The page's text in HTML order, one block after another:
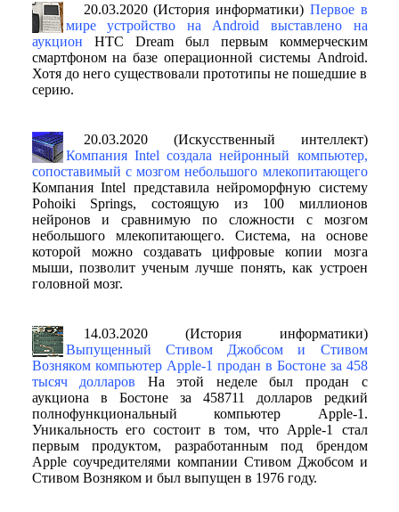
20.03.2020 (История информатики) Первое в
мире устройство на Android выставлено на
аукцион HTC Dream был первым коммерческим
смартфоном на базе операционной системы Android.
Хотя до него существовали прототипы не пошедшие в
серию.
20.03.2020 (Искусственный интеллект)
Компания Intel создала нейронный компьютер,
сопоставимый с мозгом небольшого млекопитающего
Компания Intel представила нейроморфную систему
Pohoiki Springs, состоящую из 100 миллионов
нейронов и сравнимую по сложности с мозгом
небольшого млекопитающего. Система, на основе
которой можно создавать цифровые копии мозга
мыши, позволит ученым лучше понять, как устроен
головной мозг.
14.03.2020 (История информатики)
Выпущенный Стивом Джобсом и Стивом
Возняком компьютер Apple-1 продан в Бостоне за 458
тысяч долларов На этой неделе был продан с
аукциона в Бостоне за 458711 долларов редкий
полнофункциональный компьютер Apple-1.
Уникальность его состоит в том, что Apple-1 стал
первым продуктом, разработанным под брендом
Apple соучредителями компании Стивом Джобсом и
Стивом Возняком и был выпущен в 1976 году.